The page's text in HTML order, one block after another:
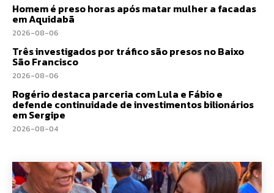
Homem é preso horas após matar mulher a facadas
em Aquidabã
2026-08-06
Três investigados por tráfico são presos no Baixo
São Francisco
2026-08-06
Rogério destaca parceria com Lula e Fábio e
defende continuidade de investimentos bilionários
em Sergipe
2026-08-04